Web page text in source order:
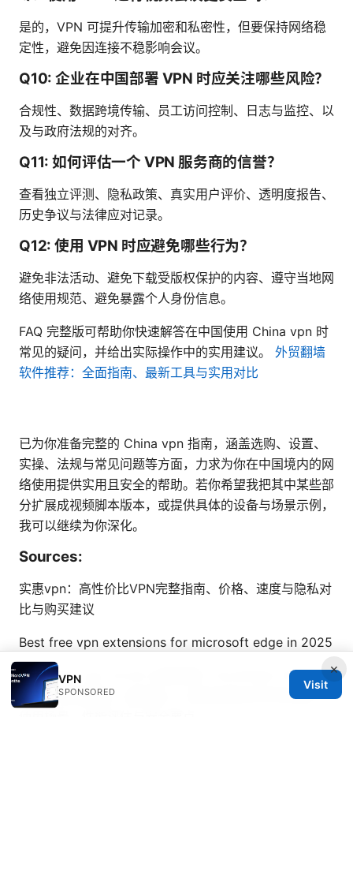
是的，VPN 可提升传输加密和私密性，但要保持网络稳
定性，避免因连接不稳影响会议。
Q10: 企业在中国部署 VPN 时应关注哪些风险？
合规性、数据跨境传输、员工访问控制、日志与监控、以
及与政府法规的对齐。
Q11: 如何评估一个 VPN 服务商的信誉？
查看独立评测、隐私政策、真实用户评价、透明度报告、
历史争议与法律应对记录。
Q12: 使用 VPN 时应避免哪些行为？
避免非法活动、避免下载受版权保护的内容、遵守当地网
络使用规范、避免暴露个人身份信息。
FAQ 完整版可帮助你快速解答在中国使用 China vpn 时
常见的疑问，并给出实际操作中的实用建议。 外贸翻墙
软件推荐：全面指南、最新工具与实用对比
已为你准备完整的 China vpn 指南，涵盖选购、设置、
实操、法规与常见问题等方面，力求为你在中国境内的网
络使用提供实用且安全的帮助。若你希望我把其中某些部
分扩展成视频脚本版本，或提供具体的设备与场景示例，
我可以继续为你深化。
Sources:
实惠vpn：高性价比VPN完整指南、价格、速度与隐私对
比与购买建议
Best free vpn extensions for microsoft edge in 2025
Forticlient vpn 九工大 全面指南：FortiClient VPN 在
九工大 校园网络、远程接入、校园资源访问中的设置、
×
VPN
SPONSORED
Visit